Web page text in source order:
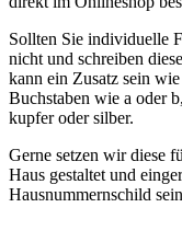
Sollten Sie individuelle
nicht und schreiben
kann ein Zusatz sein
Buchstaben wie a oder
kupfer oder silber.
Gerne setzen wir diese
Haus gestaltet und
Hausnummernschild